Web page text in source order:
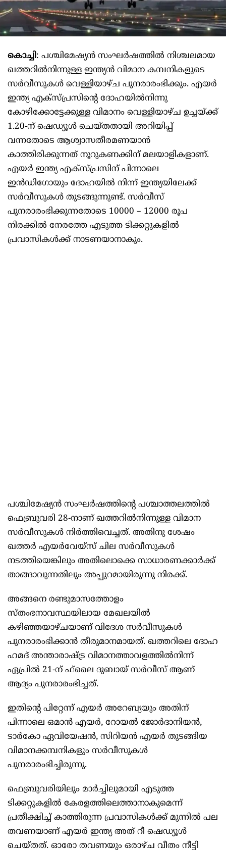
കൊച്ചി: പശ്ചിമേഷ്യൻ സംഘർഷത്തിൽ നിശ്ചലമായ
ഖത്തറിൽനിന്നുള്ള ഇന്ത്യൻ വിമാന കമ്പനികളുടെ
സർവീസുകൾ വെള്ളിയാഴ്ച പുനരാരംഭിക്കും. എയർ
ഇന്ത്യ എക്സ്പ്രസിന്റെ ദോഹയിൽനിന്നു
കോഴിക്കോട്ടേക്കുള്ള വിമാനം വെള്ളിയാഴ്ച ഉച്ചയ്ക്ക്
1.20-ന് ഷെഡ്യൂൾ ചെയ്തതായി അറിയിപ്പ്
വന്നതോടെ ആശ്വാസതീരമണയാൻ
കാത്തിരിക്കുന്നത് നൂറുകണക്കിന് മലയാളികളാണ്.
എയർ ഇന്ത്യ എക്സ്പ്രസിന് പിന്നാലെ
ഇൻഡിഗോയും ദോഹയിൽ നിന്ന് ഇന്ത്യയിലേക്ക്
സർവീസുകൾ തുടങ്ങുന്നുണ്ട്. സർവീസ്
പുനരാരംഭിക്കുന്നതോടെ 10000 – 12000 രൂപ
നിരക്കിൽ നേരത്തേ എടുത്ത ടിക്കറ്റുകളിൽ
പ്രവാസികൾക്ക് നാടണയാനാകും.
പശ്ചിമേഷ്യൻ സംഘർഷത്തിന്റെ പശ്ചാത്തലത്തിൽ
ഫെബ്രുവരി 28-നാണ് ഖത്തറിൽനിന്നുള്ള വിമാന
സർവീസുകൾ നിർത്തിവെച്ചത്. അതിനു ശേഷം
ഖത്തർ എയർവേയ്‌സ് ചില സർവീസുകൾ
നടത്തിയെങ്കിലും അതിലൊക്കെ സാധാരണക്കാർക്ക്
താങ്ങാവുന്നതിലും അപ്പുറമായിരുന്നു നിരക്ക്.
അങ്ങനെ രണ്ടുമാസത്തോളം
സ്തംഭനാവസ്ഥയിലായ മേഖലയിൽ
കഴിഞ്ഞയാഴ്ചയാണ് വിദേശ സർവീസുകൾ
പുനരാരംഭിക്കാൻ തീരുമാനമായത്. ഖത്തറിലെ ദോഹ
ഹമദ് അന്താരാഷ്ട്ര വിമാനത്താവളത്തിൽനിന്ന്
ഏപ്രിൽ 21-ന് ഫ്‌ലൈ ദുബായ് സർവീസ് ആണ്
ആദ്യം പുനരാരംഭിച്ചത്.
ഇതിന്റെ പിറ്റേന്ന് എയർ അറേബ്യയും അതിന്
പിന്നാലെ ഒമാൻ എയർ, റോയൽ ജോർദാനിയൻ,
ടാർകോ ഏവിയേഷൻ, സിറിയൻ എയർ തുടങ്ങിയ
വിമാനക്കമ്പനികളും സർവീസുകൾ
പുനരാരംഭിച്ചിരുന്നു.
ഫെബ്രുവരിയിലും മാർച്ചിലുമായി എടുത്ത
ടിക്കറ്റുകളിൽ കേരളത്തിലെത്താനാകുമെന്ന്
പ്രതീക്ഷിച്ച് കാത്തിരുന്ന പ്രവാസികൾക്ക് മുന്നിൽ പല
തവണയാണ് എയർ ഇന്ത്യ അത് റീ ഷെഡ്യൂൾ
ചെയ്തത്. ഓരോ തവണയും ഒരാഴ്ച വീതം നീട്ടി